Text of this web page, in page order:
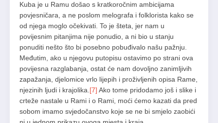
Kuba je u Ramu došao s kratkoročnim ambicijama
povjesničara, a ne poslom melografa i folklorista kako se
od njega moglo očekivati. To je šteta, jer nam u
povijesnim pitanjima nije ponudio, a ni bio u stanju
ponuditi nešto što bi posebno pobuđivalo našu pažnju.
Međutim, ako u njegovu putopisu ostavimo po strani ova
povijesna razglabanja, ostat će nam dovoljno zanimljivih
zapažanja, djelomice vrlo lijepih i proživljenih opisa Rame,
njezinih ljudi i krajolika.[7] Ako tome pridodamo još i slike i
crteže nastale u Rami i o Rami, moći ćemo kazati da pred
sobom imamo svjedočanstvo koje se ne bi smjelo zaobići